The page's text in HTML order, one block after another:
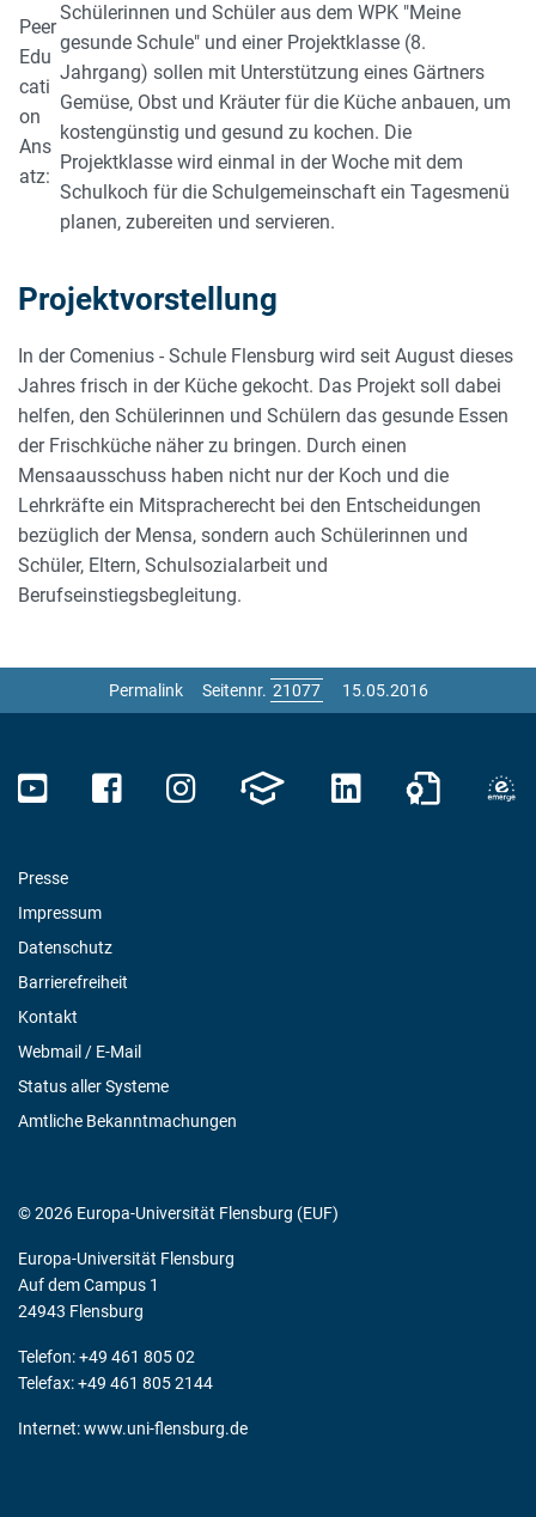
Peer
Edu
cati
on
Ans
atz:
Schülerinnen und Schüler aus dem WPK "Meine
gesunde Schule" und einer Projektklasse (8.
Jahrgang) sollen mit Unterstützung eines Gärtners
Gemüse, Obst und Kräuter für die Küche anbauen, um
kostengünstig und gesund zu kochen. Die
Projektklasse wird einmal in der Woche mit dem
Schulkoch für die Schulgemeinschaft ein Tagesmenü
planen, zubereiten und servieren.
Projektvorstellung
In der Comenius - Schule Flensburg wird seit August dieses
Jahres frisch in der Küche gekocht. Das Projekt soll dabei
helfen, den Schülerinnen und Schülern das gesunde Essen
der Frischküche näher zu bringen. Durch einen
Mensaausschuss haben nicht nur der Koch und die
Lehrkräfte ein Mitspracherecht bei den Entscheidungen
bezüglich der Mensa, sondern auch Schülerinnen und
Schüler, Eltern, Schulsozialarbeit und
Berufseinstiegsbegleitung.
Permalink Seitennr. 15.05.2016
Presse
Impressum
Datenschutz
Barrierefreiheit
Kontakt
Webmail / E-Mail
Status aller Systeme
Amtliche Bekanntmachungen
© 2026 Europa-Universität Flensburg (EUF)
Europa-Universität Flensburg
Auf dem Campus 1
24943 Flensburg
Telefon: +49 461 805 02
Telefax: +49 461 805 2144
Internet:www.uni-flensburg.de